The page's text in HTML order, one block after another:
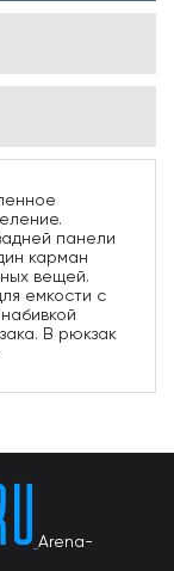
панели
карман
вещей.
емкости с
В рюкзак
Arena-